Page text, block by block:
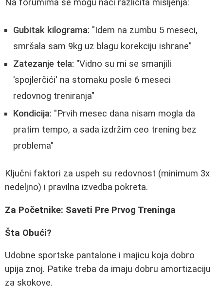
Na forumima se mogu naći različita mišljenja:
Gubitak kilograma: "Idem na zumbu 5 meseci,
smršala sam 9kg uz blagu korekciju ishrane"
Zatezanje tela: "Vidno su mi se smanjili
'spojlerčići' na stomaku posle 6 meseci
redovnog treniranja"
Kondicija: "Prvih mesec dana nisam mogla da
pratim tempo, a sada izdržim ceo trening bez
problema"
Ključni faktori za uspeh su redovnost (minimum 3x
nedeljno) i pravilna izvedba pokreta.
Za Početnike: Saveti Pre Prvog Treninga
Šta Obući?
Udobne sportske pantalone i majicu koja dobro
upija znoj. Patike treba da imaju dobru amortizaciju
za skokove.